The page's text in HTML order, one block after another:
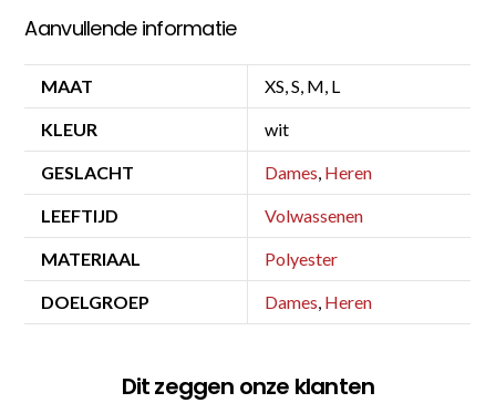
Aanvullende informatie
MAAT XS, S, M, L
KLEUR wit
GESLACHT Dames, Heren
LEEFTIJD Volwassenen
MATERIAAL Polyester
DOELGROEP Dames, Heren
Dit zeggen onze klanten